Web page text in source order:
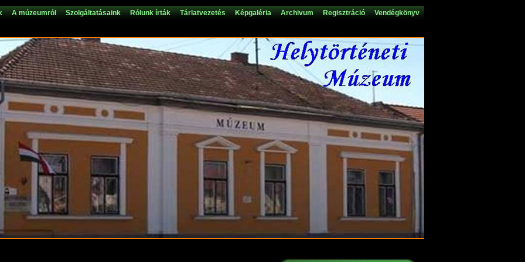
A múzeumról Szolgáltatásaink Rólunk írták Tárlatvezetés Képgaléria Archivum Regisztráció Vendégkönyv